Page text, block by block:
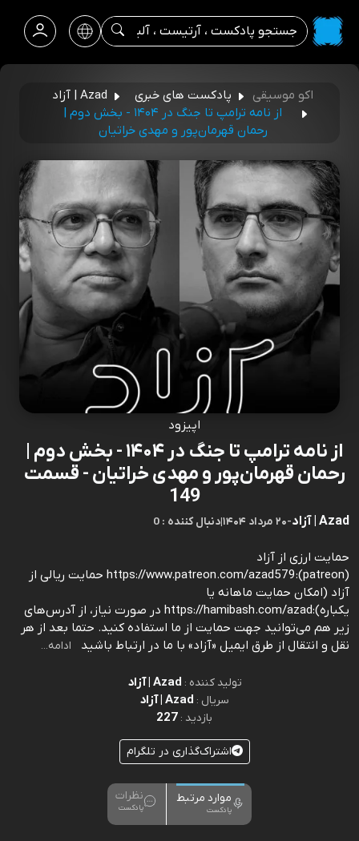
اکو موسیقی پادکست های خبری
Azad | آزاد
از نامه ترامپ تا جنگ در ۱۴۰۴ - بخش دوم |
رحمان قهرمان‌پور و مهدی خراتیان
اپیزود
از نامه ترامپ تا جنگ در ۱۴۰۴ - بخش دوم |
رحمان قهرمان‌پور و مهدی خراتیان - قسمت
149
Azad | آزاد -۲۰ مرداد ۱۴۰۴ |0 : دنبال کننده
حمایت ارزی از آزاد
(patreon):https://www.patreon.com/azad579 حمایت ریالی از
آزاد (امکان حمایت ماهانه یا
یکباره):https://hamibash.com/azad در صورت نیاز، از آدرس‌های
زیر هم می‌توانید جهت حمایت از ما استفاده کنید. حتما بعد از هر
نقل و انتقال از طرق ایمیل «آزاد» با ما در ارتباط باشید
ادامه...
تولید کننده : Azad | آزاد
سریال : Azad | آزاد
بازدید : 227
اشتراک‌گذاری در تلگرام
موارد مرتبط
پادکست
نظرات
پادکست